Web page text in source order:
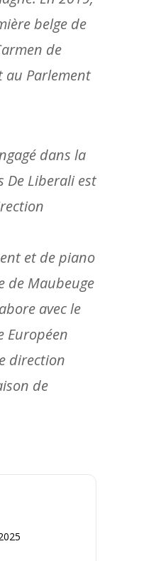
belge de
de
au Parlement
dans la
De Liberali est
et de piano
de Maubeuge
avec le
Européen
direction
de